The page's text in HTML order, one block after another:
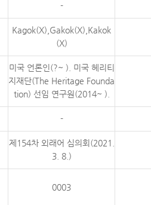
-
Kagok(X),Gakok(X),Kakok
(X)
미국 언론인(?~ ). 미국 헤리티
지재단(The Heritage Founda
tion) 선임 연구원(2014~ ).
-
제154차 외래어 심의회(2021.
3. 8.)
0003